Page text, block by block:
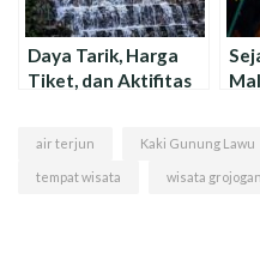
Daya Tarik, Harga
Tiket, dan Aktifitas
air terjun Kaki Gunung Lawu
tempat wisata wisata